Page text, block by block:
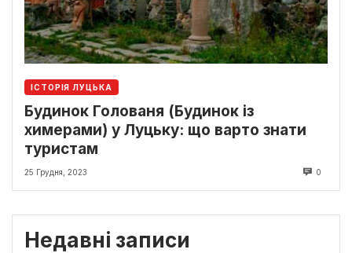
ІСТОРІЯ ЛУЦЬКА
Будинок Голованя (Будинок із
химерами) у Луцьку: що варто знати
туристам
25 Грудня, 2023 0
Недавні записи